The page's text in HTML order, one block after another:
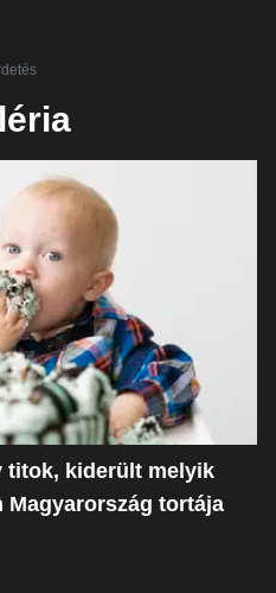
titok, kiderült melyik
Magyarország tortája